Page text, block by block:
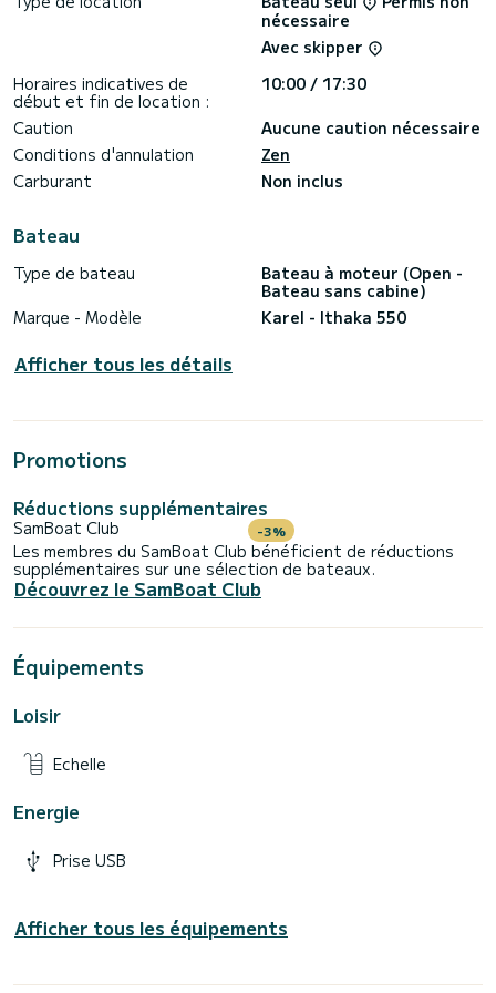
nécessaire
Avec skipper
Horaires indicatives de
début et fin de location :
10:00 / 17:30
Caution
Aucune caution nécessaire
Conditions d'annulation
Zen
Carburant
Non inclus
Bateau
Type de bateau
Bateau à moteur (Open -
Bateau sans cabine)
Marque - Modèle
Karel - Ithaka 550
Afficher tous les détails
Promotions
Réductions supplémentaires
SamBoat Club -3%
Les membres du SamBoat Club bénéficient de réductions
supplémentaires sur une sélection de bateaux.
Découvrez le SamBoat Club
Équipements
Loisir
Echelle
Energie
Prise USB
Afficher tous les équipements